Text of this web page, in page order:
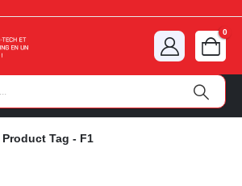
0
Product Tag - F1